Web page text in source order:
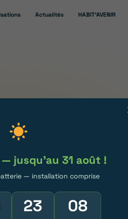
photovoltaïques
Actualités HABIT’AVENIR
Rivière,
de
jusqu'au 31 août !
— installation comprise
23 08